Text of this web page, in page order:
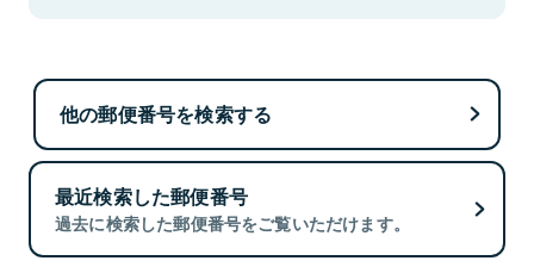
他の郵便番号を検索する
最近検索した郵便番号
過去に検索した郵便番号をご覧いただけます。